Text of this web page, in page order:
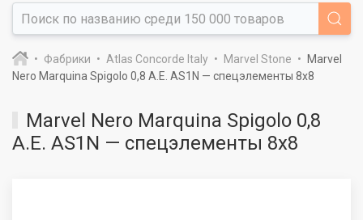
Фабрики Atlas Concorde Italy Marvel Stone
Marvel
Nero Marquina Spigolo 0,8 A.E. AS1N — спецэлементы 8x8
Marvel Nero Marquina Spigolo 0,8
A.E. AS1N — спецэлементы 8x8